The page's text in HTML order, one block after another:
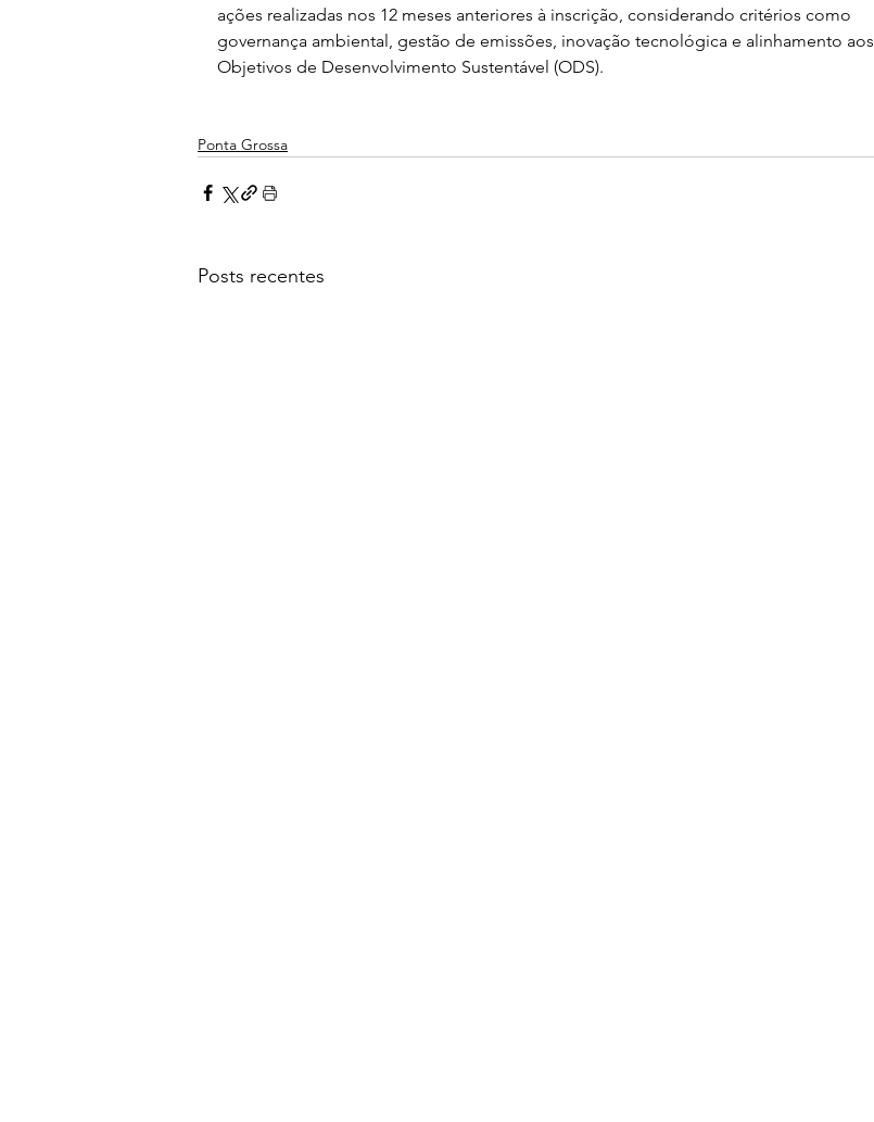
ações realizadas nos 12 meses anteriores à inscrição, considerando critérios como
governança ambiental, gestão de emissões, inovação tecnológica e alinhamento aos
Objetivos de Desenvolvimento Sustentável (ODS).
Ponta Grossa
Posts recentes